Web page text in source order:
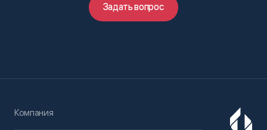
Задать вопрос
Компания